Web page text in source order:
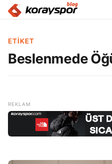
ETIKET
Beslenmede